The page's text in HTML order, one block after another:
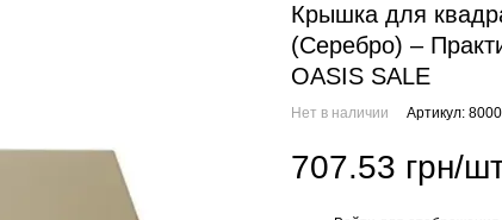
Крышка для
(Серебро) –
OASIS SALE
Нет в наличии Артикул:
707.53 грн/